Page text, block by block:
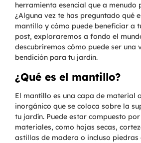
herramienta esencial que a menudo
¿Alguna vez te has preguntado qué
mantillo y cómo puede beneficiar a
post, exploraremos a fondo el
descubriremos cómo puede ser una
bendición para tu jardín.
¿Qué es el mantillo?
El mantillo es una capa de material
inorgánico que se coloca sobre la
tu jardín. Puede estar compuesto
materiales, como hojas secas,
astillas de madera o incluso piedras